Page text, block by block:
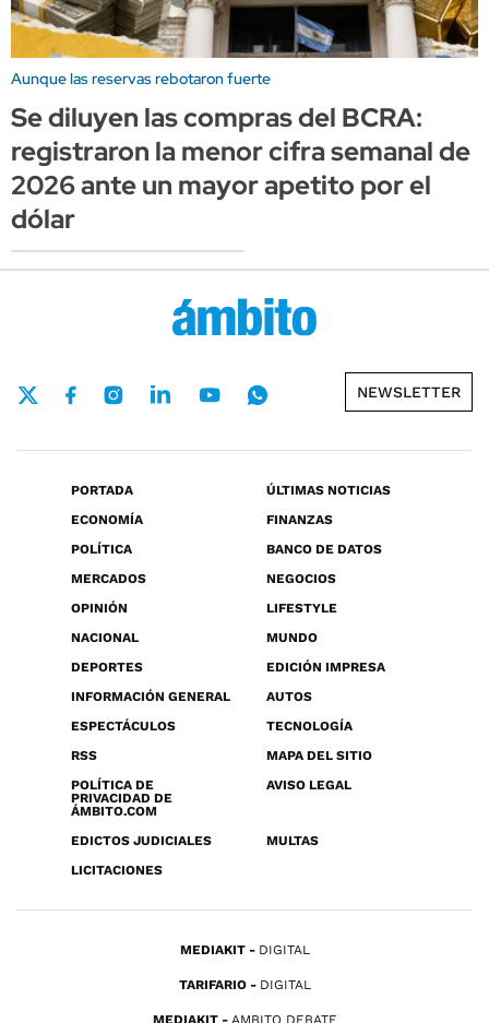
Aunque las reservas rebotaron fuerte
Se diluyen las compras del BCRA:
registraron la menor cifra semanal de
2026 ante un mayor apetito por el
dólar
NEWSLETTER
PORTADA
ÚLTIMAS NOTICIAS
ECONOMÍA
FINANZAS
POLÍTICA
BANCO DE DATOS
MERCADOS
NEGOCIOS
OPINIÓN
LIFESTYLE
NACIONAL
MUNDO
DEPORTES
EDICIÓN IMPRESA
INFORMACIÓN GENERAL
AUTOS
ESPECTÁCULOS
TECNOLOGÍA
RSS
MAPA DEL SITIO
POLÍTICA DE
PRIVACIDAD DE
ÁMBITO.COM
AVISO LEGAL
EDICTOS JUDICIALES
MULTAS
LICITACIONES
MEDIAKIT DIGITAL
TARIFARIO DIGITAL